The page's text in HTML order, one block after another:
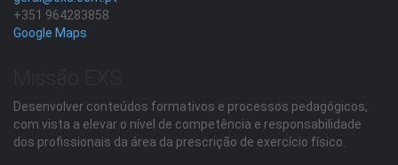
+351 964283858
Google Maps
Desenvolver conteúdos formativos e processos pedagógicos,
com vista a elevar o nível de competência e responsabilidade
dos profissionais da área da prescrição de exercício físico.